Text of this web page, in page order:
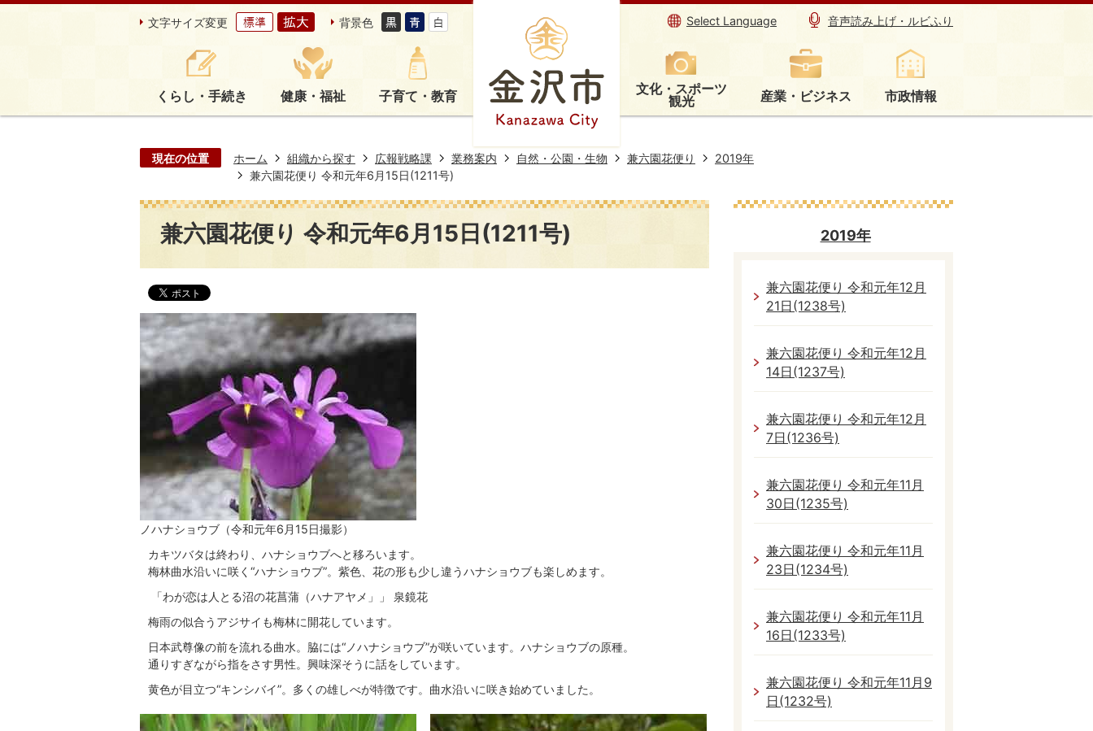
文字サイズ変更 背景色 Select Language 音声読み上げ・ルビふり
くらし・手続き 健康・福祉 子育て・教育 文化・スポーツ
観光 産業・ビジネス 市政情報
現在の位置 ホーム 組織から探す 広報戦略課 業務案内 自然・公園・生物 兼六園花便り
2019年
兼六園花便り 令和元年6月15日(1211号)
兼六園花便り 令和元年6月15日(1211号)
ノハナショウブ（令和元年6月15日撮影）
カキツバタは終わり、ハナショウブへと移ろいます。
梅林曲水沿いに咲く“ハナショウブ”。紫色、花の形も少し違うハナショウブも楽しめます。
「わが恋は人とる沼の花菖蒲（ハナアヤメ」」 泉鏡花
梅雨の似合うアジサイも梅林に開花しています。
日本武尊像の前を流れる曲水。脇には“ノハナショウブ”が咲いています。ハナショウブの原種。
通りすぎながら指をさす男性。興味深そうに話をしています。
黄色が目立つ“キンシバイ”。多くの雄しべが特徴です。曲水沿いに咲き始めていました。
2019年
兼六園花便り 令和元年12月
21日(1238号)
兼六園花便り 令和元年12月
14日(1237号)
兼六園花便り 令和元年12月
7日(1236号)
兼六園花便り 令和元年11月
30日(1235号)
兼六園花便り 令和元年11月
23日(1234号)
兼六園花便り 令和元年11月
16日(1233号)
兼六園花便り 令和元年11月9
日(1232号)